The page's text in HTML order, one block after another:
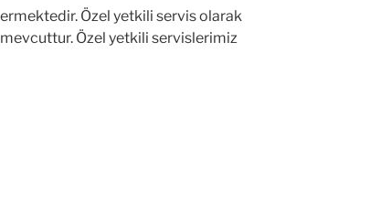
Özel yetkili servis olarak
Özel yetkili servislerimiz